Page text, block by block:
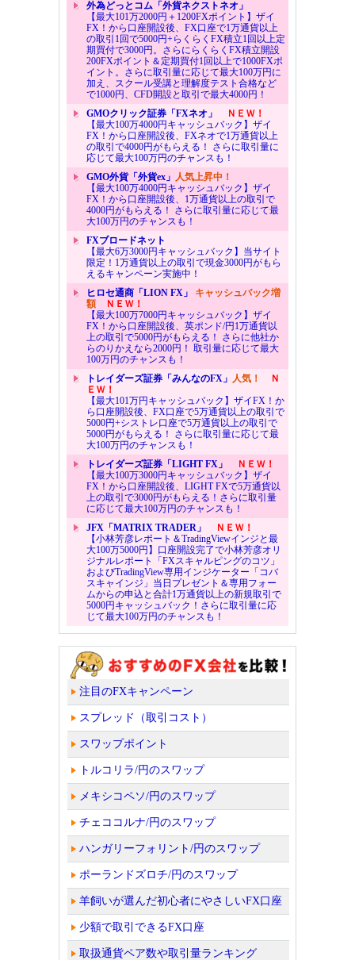
外為どっとコム「外貨ネクストネオ」
【最大101万2000円＋1200FXポイント】ザイ
FX！から口座開設後、FX口座で1万通貨以上
の取引1回で5000円+らくらくFX積立1回以上定
期買付で3000円。さらにらくらくFX積立開設
200FXポイント＆定期買付1回以上で1000FXポ
イント。さらに取引量に応じて最大100万円に
加え、スクール受講と理解度テスト合格など
で1000円、CFD開設と取引で最大4000円！
GMOクリック証券「FXネオ」
ＮＥＷ！
【最大100万4000円キャッシュバック】ザイ
FX！から口座開設後、FXネオで1万通貨以上
の取引で4000円がもらえる！ さらに取引量に
応じて最大100万円のチャンスも！
GMO外貨「外貨ex」 人気上昇中！
【最大100万4000円キャッシュバック】ザイ
FX！から口座開設後、1万通貨以上の取引で
4000円がもらえる！ さらに取引量に応じて最
大100万円のチャンスも！
FXブロードネット
【最大6万3000円キャッシュバック】当サイト
限定！1万通貨以上の取引で現金3000円がもら
えるキャンペーン実施中！
ヒロセ通商「LION FX」 キャッシュバック増
額ＮＥＷ！
【最大100万7000円キャッシュバック】ザイ
FX！から口座開設後、英ポンド/円1万通貨以
上の取引で5000円がもらえる！ さらに他社か
らのりかえなら2000円！ 取引量に応じて最大
100万円のチャンスも！
トレイダーズ証券「みんなのFX」 人気！
Ｎ
ＥＷ！
【最大101万円キャッシュバック】ザイFX！か
ら口座開設後、FX口座で5万通貨以上の取引で
5000円+シストレ口座で5万通貨以上の取引で
5000円がもらえる！ さらに取引量に応じて最
大100万円のチャンスも！
トレイダーズ証券「LIGHT FX」
ＮＥＷ！
【最大100万3000円キャッシュバック】ザイ
FX！から口座開設後、LIGHT FXで5万通貨以
上の取引で3000円がもらえる！さらに取引量
に応じて最大100万円のチャンスも！
JFX「MATRIX TRADER」
ＮＥＷ！
【小林芳彦レポート＆TradingViewインジと最
大100万5000円】口座開設完了で小林芳彦オリ
ジナルレポート「FXスキャルピングのコツ」
およびTradingView専用インジケーター「コバ
スキャインジ」当日プレゼント＆専用フォー
ムからの申込と合計1万通貨以上の新規取引で
5000円キャッシュバック！さらに取引量に応
じて最大100万円のチャンスも！
注目のFXキャンペーン
スプレッド（取引コスト）
スワップポイント
トルコリラ/円のスワップ
メキシコペソ/円のスワップ
チェココルナ/円のスワップ
ハンガリーフォリント/円のスワップ
ポーランドズロチ/円のスワップ
羊飼いが選んだ初心者にやさしいFX口座
少額で取引できるFX口座
取扱通貨ペア数や取引量ランキング